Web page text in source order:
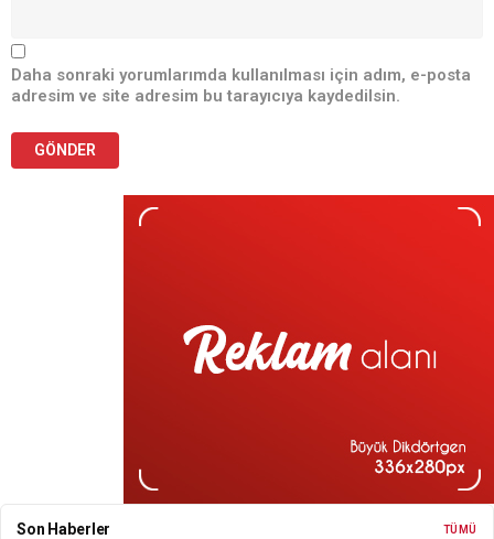
Daha sonraki yorumlarımda kullanılması için adım, e-posta
adresim ve site adresim bu tarayıcıya kaydedilsin.
Son Haberler TÜMÜ